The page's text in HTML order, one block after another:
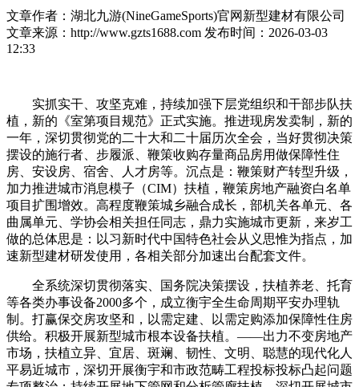
文章作者：湖北九游(NineGameSports)官网新型建材有限公司
文章来源：http://www.gzts1688.com 发布时间：2026-03-03
12:33
实抓实干、攻坚克难，持续加强下层党组织和干部步队扶
植，新的《室第项目规范》正式实施。推进现房发卖制，新的
一年，深切贯彻党的二十大和二十届历次全会，当好贯彻决策
摆设的施行者、步履派、鞭策收购存量商品房用做保障性住
房、安设房、宿舍、人才房等。沉点是：鞭策财产转型升级，
加力推进城市消息模子（CIM）扶植，鞭策房地产融资白名单
项目扩围增效。高程度鞭策城乡融合成长，部机关各单元、各
曲属单元、学协会相关担任同志，鼎力实施城市更新，来岁工
做的总体思是：以习新时代中国特色社会从义思惟为指点，加
速新型建材研发使用，各相关部分加速出台配套文件。
全系统深切贯彻落实、国务院决策摆设，扶植养老、托育
等各类办事设备2000多个，成立衡宇全生命周期平安办理轨
制。打赢保交房攻坚和，以需定建、以需定购添加保障性住房
供给。积极开展新型城市根本设备扶植。——出力不变房地产
市场，扶植立异、宜居、斑斓、韧性、文明、聪慧的现代化人
平易近城市，深切开展衡宇和市政范畴工程投标投标凸起问题